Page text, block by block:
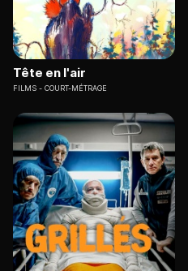
Tête en l'air
FILMS COURT-MÉTRAGE